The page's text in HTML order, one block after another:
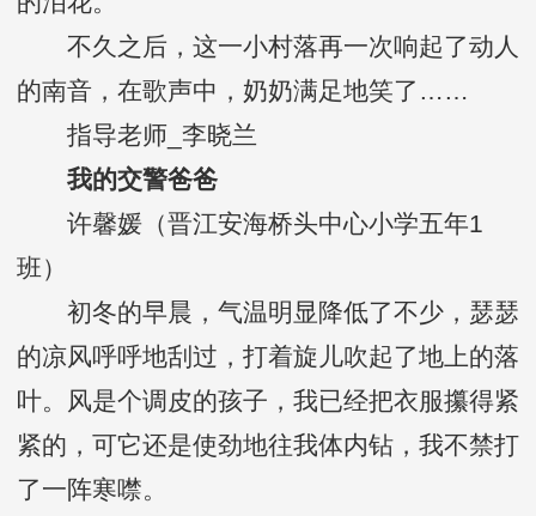
不久之后，这一小村落再一次响起了动人
的南音，在歌声中，奶奶满足地笑了……
指导老师_李晓兰
我的交警爸爸
许馨媛（晋江安海桥头中心小学五年1
班）
初冬的早晨，气温明显降低了不少，瑟瑟
的凉风呼呼地刮过，打着旋儿吹起了地上的落
叶。风是个调皮的孩子，我已经把衣服攥得紧
紧的，可它还是使劲地往我体内钻，我不禁打
了一阵寒噤。